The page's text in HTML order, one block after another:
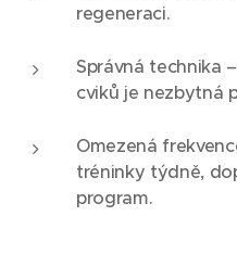
regeneraci.
Správná technika
cviků je nezbytná
Omezená
tréninky týdně,
program.